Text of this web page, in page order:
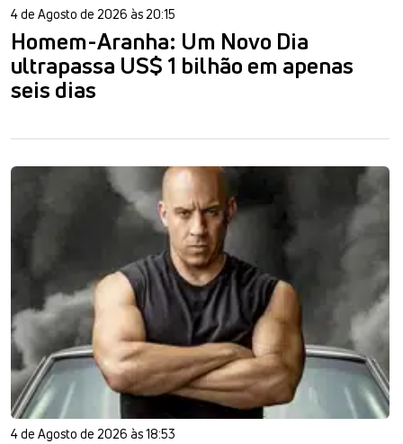
4 de Agosto de 2026 às 20:15
Homem-Aranha: Um Novo Dia
ultrapassa US$ 1 bilhão em apenas
seis dias
4 de Agosto de 2026 às 18:53